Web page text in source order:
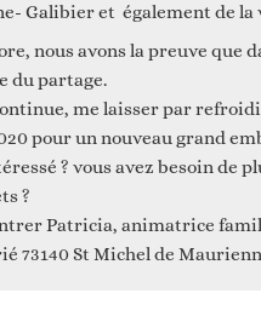
Galibier et également de la
nous avons la preuve que
du partage.
me laisser par
pour un nouveau grand
? vous avez besoin de
?
Patricia, animatrice
73140 St Michel de